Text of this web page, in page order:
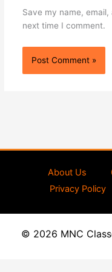
Save my name,
next time I comment.
About Us
Privacy Policy
© 2026 MNC